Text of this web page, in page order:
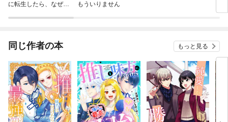
に転生したら、なぜか
もういりません
今
同じ作者の本 もっと見る